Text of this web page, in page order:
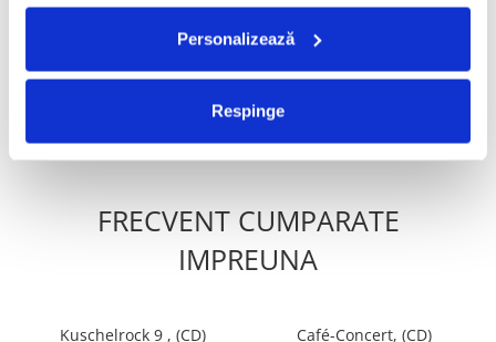
Personalizează
Respinge
(CD)
(CD)
FRECVENT CUMPARATE
IMPREUNA
Kuschelrock 9 , (CD)
Café-Concert, (CD)